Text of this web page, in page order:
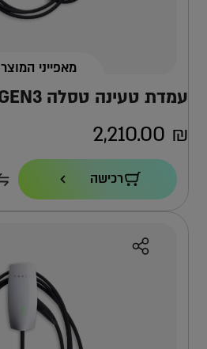
מאפייני המוצר
עמדת טעינה טסלה GEN3
2,210.00 ₪
הספק טעינה
22KW
למה העמדה הזו?
רכישה